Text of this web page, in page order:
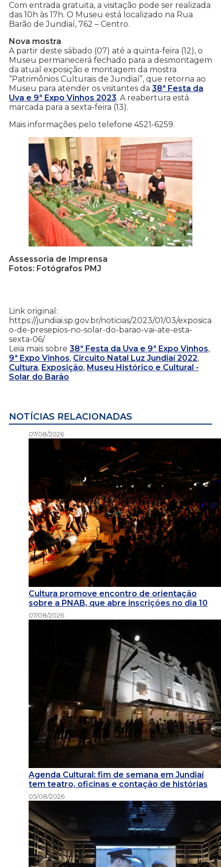
Com entrada gratuita, a visitação pode ser realizada
das 10h às 17h. O Museu está localizado na Rua
Barão de Jundiaí, 762 – Centro.
Nova mostra
A partir deste sábado (07) até a quinta-feira (12), o
Museu permanecerá fechado para a desmontagem
da atual exposição e montagem da mostra
“Patrimônios Culturais de Jundiaí”, que retorna ao
Museu para atender os visitantes da 38ª Festa da
Uva e 9ª Expo Vinhos 2023. A reabertura está
marcada para a sexta-feira (13).
Mais informações pelo telefone 4521-6259.
Assessoria de Imprensa
Fotos: Fotógrafos PMJ
Link original:
https://jundiai.sp.gov.br/noticias/2023/01/03/exposica
o-de-presepios-no-solar-do-barao-vai-ate-esta-
sexta-06/
Leia mais sobre 38ª Festa da Uva e 9ª Expo Vinhos,
9ª Expo Vinhos, Circuito Natal Luz Jundiaí 2022,
Cultura, Exposição, Museu Histórico e Cultural -
Solar do Barão
NOTÍCIAS RELACIONADAS
07/08/2026
Cultura promove encontro de orientação
sobre a PNAB, que abre inscrições no dia 10
07/08/2026
Agenda Cultural: fim de semana em Jundiaí
tem teatro, oficinas e contação de histórias
05/08/2026